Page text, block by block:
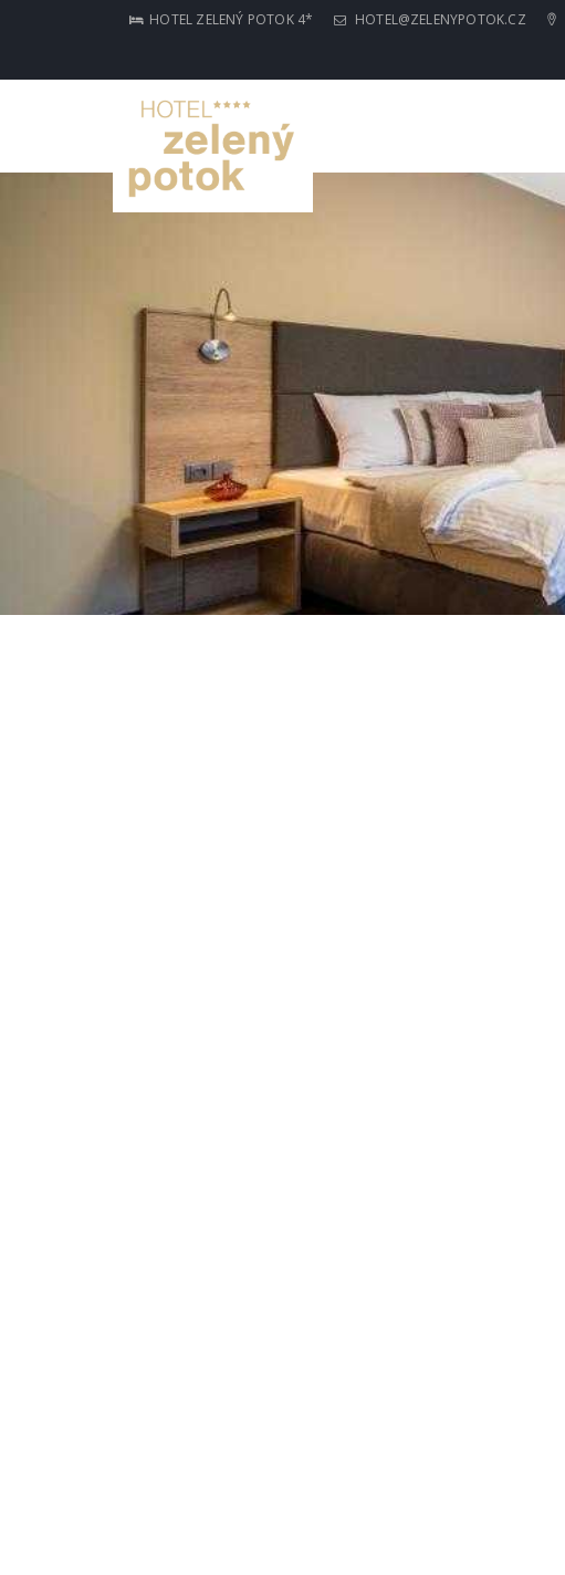
HOTEL ZELENÝ POTOK 4* HOTEL@ZELENYPOTOK.CZ